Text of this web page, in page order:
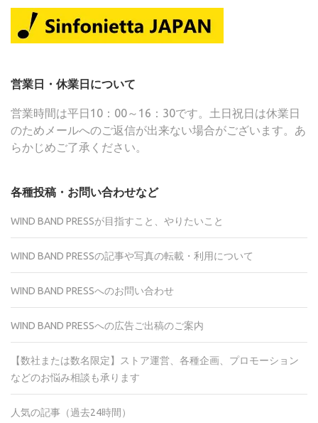
営業日・休業日について
営業時間は平日10：00～16：30です。土日祝日は休業日
のためメールへのご返信が出来ない場合がございます。あ
らかじめご了承ください。
各種投稿・お問い合わせなど
WIND BAND PRESSが目指すこと、やりたいこと
WIND BAND PRESSの記事や写真の転載・利用について
WIND BAND PRESSへのお問い合わせ
WIND BAND PRESSへの広告ご出稿のご案内
【数社または数名限定】ストア運営、各種企画、プロモーション
などのお悩み相談も承ります
人気の記事（過去24時間）